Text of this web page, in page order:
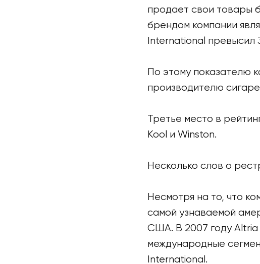
продает свои товары
брендом компании
International превысил
По этому показателю
производителю
Третье место в
Kool и Winston.
Несколько слов о
Несмотря на то, что
самой узнаваемой
США. В 2007 году Altria
международные
International.